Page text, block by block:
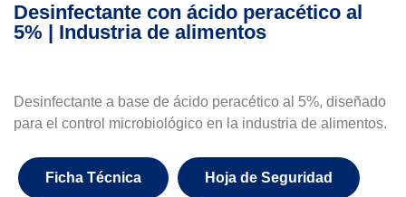
Desinfectante con ácido peracético al
5% | Industria de alimentos
Desinfectante a base de ácido peracético al 5%, diseñado
para el control microbiológico en la industria de alimentos.
Ficha Técnica Hoja de Seguridad